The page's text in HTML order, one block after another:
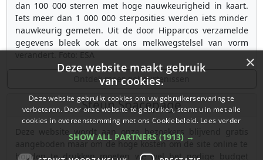
dan 100 000 sterren met hoge nauwkeurigheid in kaart.
Iets meer dan 1 000 000 sterposities werden iets minder
nauwkeurig gemeten. Uit de door Hipparcos verzamelde
gegevens bleek ook dat ons melkwegstelsel van vorm
Ontdek meer gebeurtenissen
Steun Spacepage
Deze website wordt aan onze bezoekers blijvend gratis
aangeboden maar om de hoge kosten om de site online te
houden te drukken moeten we wel het nodige budget
×
Deze website maakt gebruik
van cookies.
Deze website gebruikt cookies om uw gebruikerservaring te
verbeteren. Door onze website te gebruiken, stemt u in met alle
cookies in overeenstemming met ons Cookiebeleid. Lees verder
SHOW ALL PARTNERS (1913) →